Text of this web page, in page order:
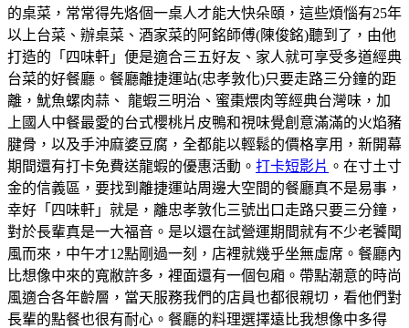
的桌菜，常常得先烙個一桌人才能大快朵頤，這些煩惱有25年
以上台菜、辦桌菜、酒家菜的阿銘師傅(陳俊銘)聽到了，由他
打造的「四味軒」便是適合三五好友、家人就可享受多道經典
台菜的好餐廳。餐廳離捷運站(忠孝敦化)只要走路三分鐘的距
離，魷魚螺肉蒜、 龍蝦三明治、蜜棗煨肉等經典台灣味，加
上國人中餐最愛的台式櫻桃片皮鴨和視味覺創意滿滿的火焰豬
腱骨，以及手沖麻婆豆腐，全都能以輕鬆的價格享用，新開幕
期間還有打卡免費送龍蝦的優惠活動。 打卡短影片 。在寸土寸
金的信義區，要找到離捷運站周邊大空間的餐廳真不是易事，
幸好「四味軒」就是，離忠孝敦化三號出口走路只要三分鐘，
對於長輩真是一大福音。是以還在試營運期間就有不少老饕聞
風而來，中午才12點剛過一刻，店裡就幾乎坐無虛席。餐廳內
比想像中來的寬敝許多，裡面還有一個包廂。帶點潮意的時尚
風適合各年齡層，當天服務我們的店員也都很親切，看他們對
長輩的點餐也很有耐心。餐廳的料理選擇遠比我想像中多得